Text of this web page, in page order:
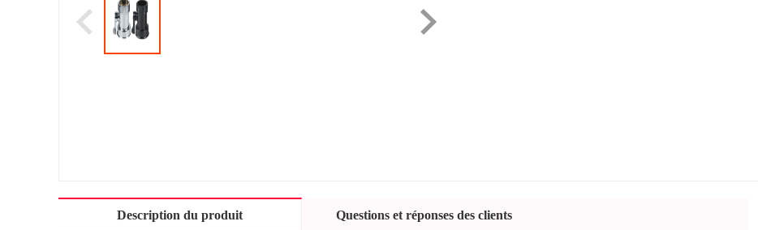
Description du produit Questions et réponses des clients